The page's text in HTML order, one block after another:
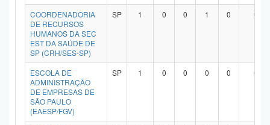
COORDENADORIA
DE RECURSOS
HUMANOS DA SEC
EST DA SAÚDE DE
SP (CRH/SES-SP)
SP 1 0 0 1 0 0
ESCOLA DE
ADMINISTRAÇÃO
DE EMPRESAS DE
SÃO PAULO
(EAESP/FGV)
SP 1 0 0 0 0 0